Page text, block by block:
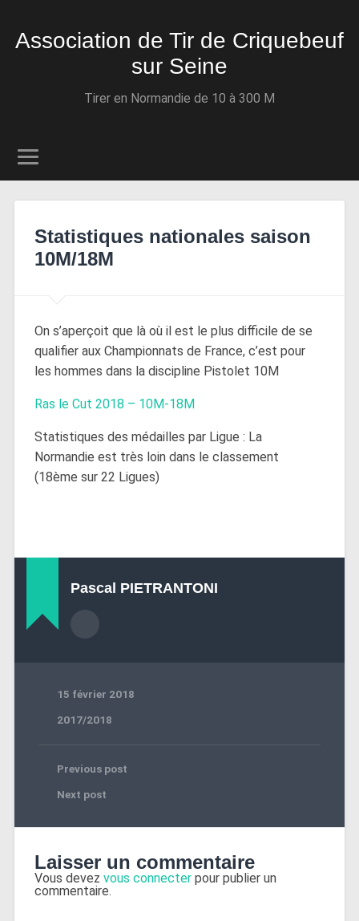
Association de Tir de Criquebeuf
sur Seine
Tirer en Normandie de 10 à 300 M
Statistiques nationales saison
10M/18M
On s’aperçoit que là où il est le plus difficile de se
qualifier aux Championnats de France, c’est pour
les hommes dans la discipline Pistolet 10M
Ras le Cut 2018 – 10M-18M
Statistiques des médailles par Ligue : La
Normandie est très loin dans le classement
(18ème sur 22 Ligues)
Pascal PIETRANTONI
15 février 2018
2017/2018
Previous post
Next post
Laisser un commentaire
Vous devez vous connecterpour publier un
commentaire.